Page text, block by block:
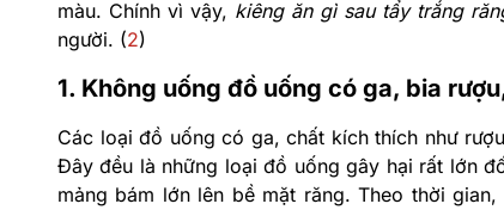
màu. Chính vì vậy, kiêng ăn gì sau tẩy trắng
người. (2)
1. Không uống đồ uống có ga, bia
Các loại đồ uống có ga, chất kích thích như
Đây đều là những loại đồ uống gây hại rất lớn
mảng bám lớn lên bề mặt răng. Theo thời